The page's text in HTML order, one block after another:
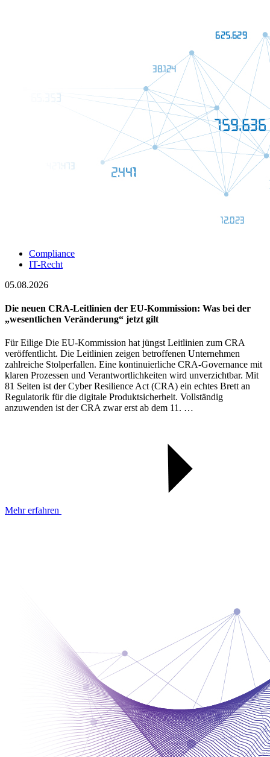
Compliance
IT-Recht
05.08.2026
Die neuen CRA-Leitlinien der EU-Kommission: Was bei der
„wesentlichen Veränderung“ jetzt gilt
Für Eilige Die EU-Kommission hat jüngst Leitlinien zum CRA
veröffentlicht. Die Leitlinien zeigen betroffenen Unternehmen
zahlreiche Stolperfallen. Eine kontinuierliche CRA-Governance mit
klaren Prozessen und Verantwortlichkeiten wird unverzichtbar. Mit
81 Seiten ist der Cyber Resilience Act (CRA) ein echtes Brett an
Regulatorik für die digitale Produktsicherheit. Vollständig
anzuwenden ist der CRA zwar erst ab dem 11. …
Mehr erfahren